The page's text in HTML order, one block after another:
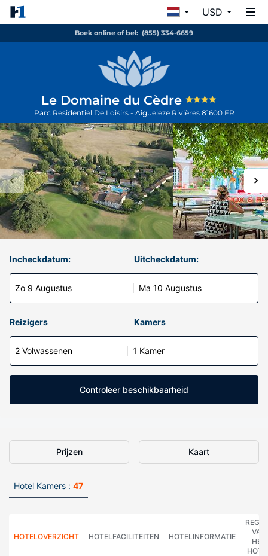
USD
Boek online of bel: (855) 334-6659
Le Domaine du Cèdre
Parc Residentiel De Loisirs - Aigueleze Rivières 81600 FR
Incheckdatum:
Zo 9 Augustus
Uitcheckdatum:
Ma 10 Augustus
Reizigers Kamers
2 Volwassenen 1 Kamer
Controleer beschikbaarheid
Prijzen Kaart
Hotel Kamers : 47
HOTELOVERZICHT HOTELFACILITEITEN HOTELINFORMATIE
VAN
HET